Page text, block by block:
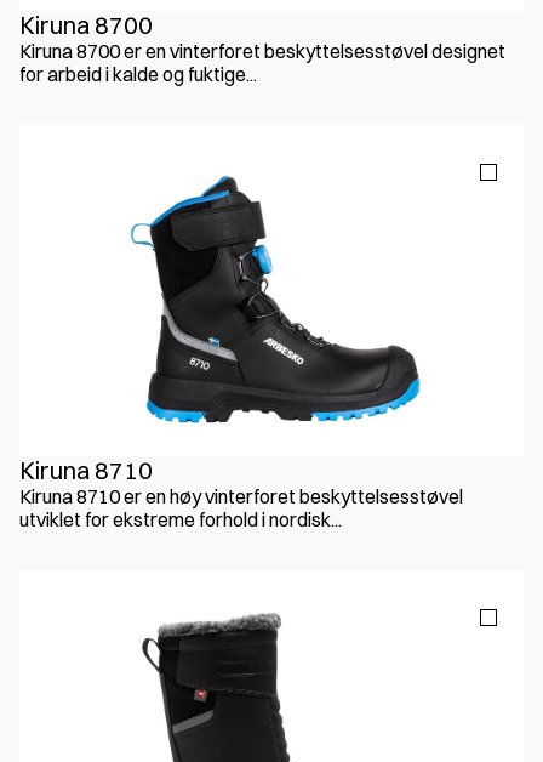
Kiruna 8700
Kiruna 8700 er en vinterforet beskyttelsesstøvel designet
for arbeid i kalde og fuktige...
Kiruna 8710
Kiruna 8710 er en høy vinterforet beskyttelsesstøvel
utviklet for ekstreme forhold i nordisk...